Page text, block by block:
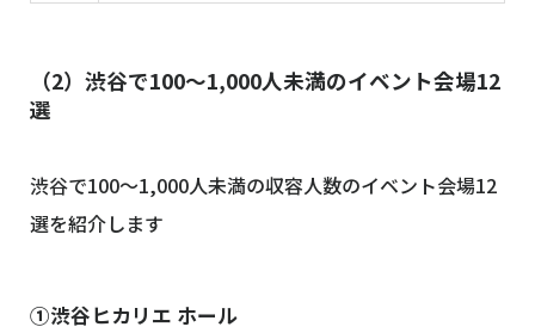
（2）渋谷で100～1,000人未満のイベント会場12
選
渋谷で100〜1,000人未満の収容人数のイベント会場12
選を紹介します
①渋谷ヒカリエ ホール